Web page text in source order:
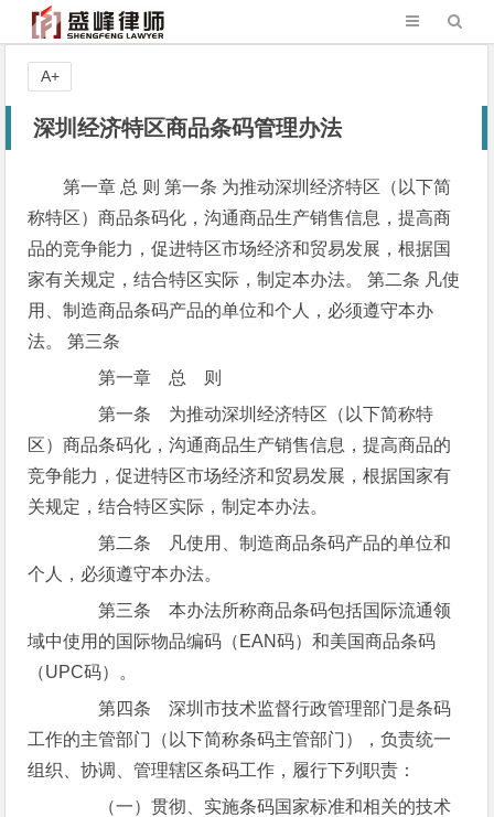
深圳经济特区商品条码管理办法
第一章 总 则 第一条 为推动深圳经济特区（以下简
称特区）商品条码化，沟通商品生产销售信息，提高商
品的竞争能力，促进特区市场经济和贸易发展，根据国
家有关规定，结合特区实际，制定本办法。 第二条 凡使
用、制造商品条码产品的单位和个人，必须遵守本办
法。 第三条
第一章 总 则
第一条 为推动深圳经济特区（以下简称特
区）商品条码化，沟通商品生产销售信息，提高商品的
竞争能力，促进特区市场经济和贸易发展，根据国家有
关规定，结合特区实际，制定本办法。
第二条 凡使用、制造商品条码产品的单位和
个人，必须遵守本办法。
第三条 本办法所称商品条码包括国际流通领
域中使用的国际物品编码（EAN码）和美国商品条码
（UPC码）。
第四条 深圳市技术监督行政管理部门是条码
工作的主管部门（以下简称条码主管部门），负责统一
组织、协调、管理辖区条码工作，履行下列职责：
（一）贯彻、实施条码国家标准和相关的技术
A+